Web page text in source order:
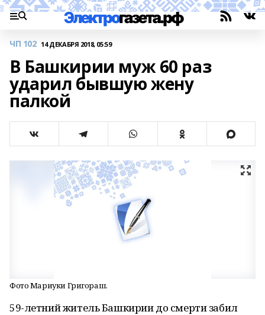
ЧП 102 14 ДЕКАБРЯ 2018, 05:59
В Башкирии муж 60 раз
ударил бывшую жену
палкой
Фото Мариуки Григораш.
59-летний житель Башкирии до смерти забил